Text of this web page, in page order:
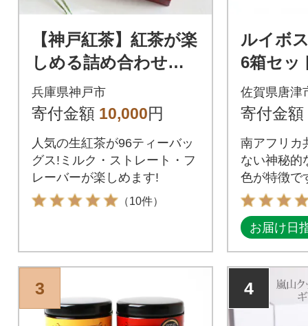
【神戸紅茶】紅茶が楽
しめる詰め合わせギ
フト 生紅茶6種詰め合
わせ
兵庫県神戸市
寄付金額 10,000円
人気の生紅茶が96ティーバッ
グス!ミルク・ストレート・フ
レーバーが楽しめます!
（10件）
ルイボ
6箱セッ
佐賀県唐津
寄付金額
南アフリカ
ない神秘的
色が特徴で
お届け日
3 4